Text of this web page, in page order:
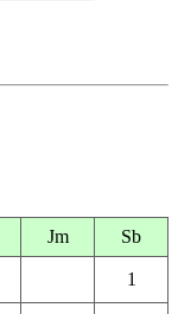
Jm Sb
1